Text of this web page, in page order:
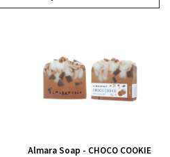
Almara Soap - CHOCO COOKIE